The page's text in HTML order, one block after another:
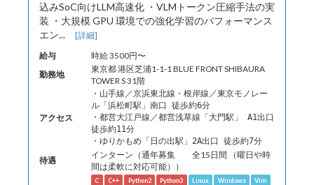
込みSoC向けLLM高速化 ・VLMトークン圧縮手法の実
装 ・大規模 GPU 環境での強化学習のパフォーマンス
エン... [詳細]
給与
時給 3500円〜
勤務地
東京都 港区芝浦1-1-1 BLUE FRONT SHIBAURA
TOWER S 31階
アクセス
・山手線／京浜東北線・根岸線／東京モノレー
ル「浜松町駅」南口 徒歩約6分
・都営大江戸線／都営浅草線「大門駅」 A1出口
徒歩約11分
・ゆりかもめ「日の出駅」2A出口 徒歩約7分
待遇
インターン（通年募集 全15日間 （曜日や時
間は柔軟に対応可能））
C C++ Python2 Python3 Linux Windows
Vim